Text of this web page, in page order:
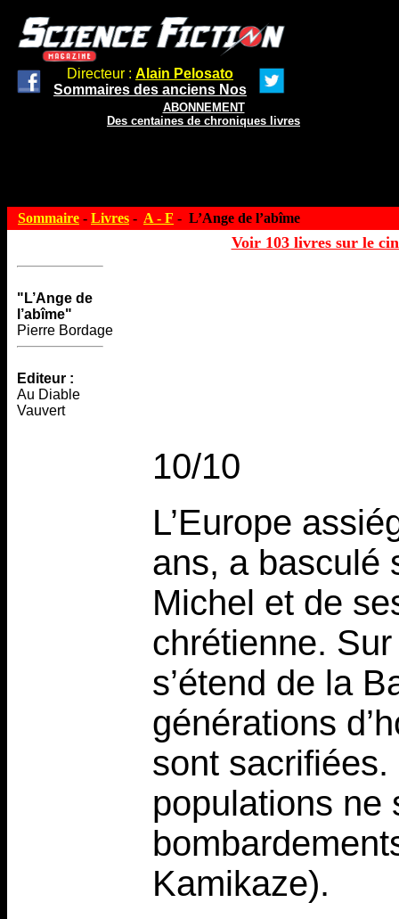
Directeur : Alain Pelosato
Sommaires des anciens Nos
ABONNEMENT
Des centaines de chroniques livres
Sommaire - Livres - A - F - L’Ange de l’abîme
Voir 103 livres sur le
"L’Ange de
l’abîme"
Pierre Bordage
Editeur :
Au Diable
Vauvert
10/10
L’Europe
ans, a basculé
Michel et de
chrétienne.
s’étend de la
générations
sont
populations ne
Kamikaze).